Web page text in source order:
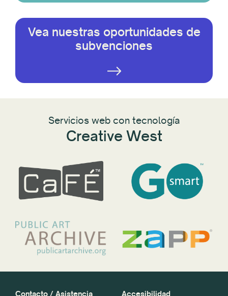
Vea nuestras oportunidades de
subvenciones
Servicios web con tecnología
Creative West
Contacto / Asistencia Accesibilidad